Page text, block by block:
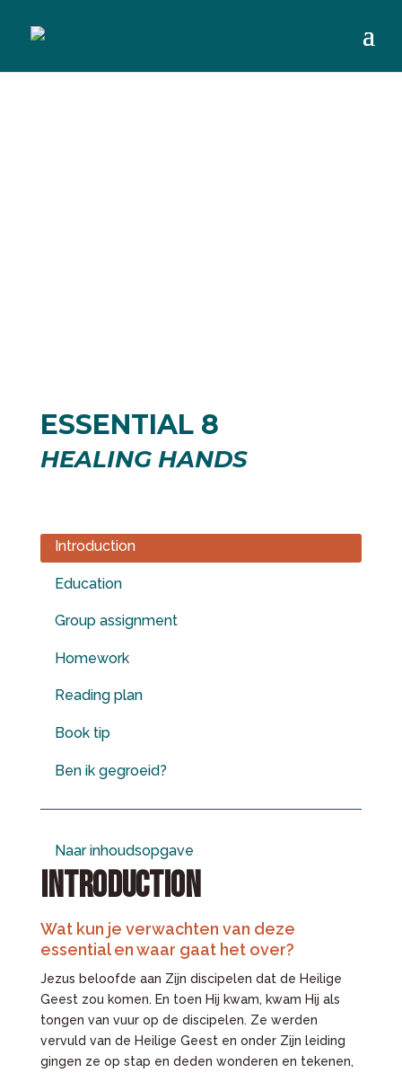
ESSENTIAL 8
HEALING HANDS
Introduction
Education
Group assignment
Homework
Reading plan
Book tip
Ben ik gegroeid?
Naar inhoudsopgave
INTRODUCTION
Wat kun je verwachten van deze
essential en waar gaat het over?
Jezus beloofde aan Zijn discipelen dat de Heilige
Geest zou komen. En toen Hij kwam, kwam Hij als
tongen van vuur op de discipelen. Ze werden
vervuld van de Heilige Geest en onder Zijn leiding
gingen ze op stap en deden wonderen en tekenen,